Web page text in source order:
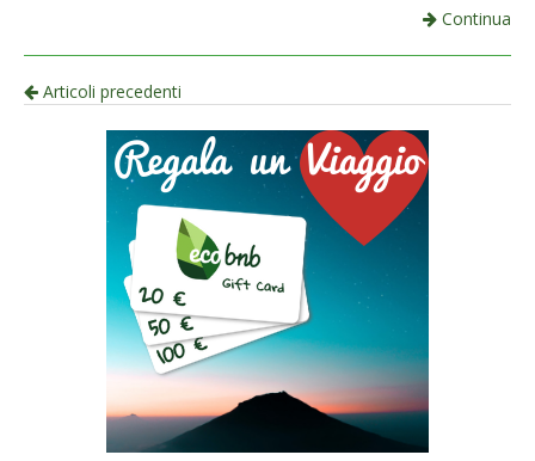
Continua
Navigazione
articolo
Articoli precedenti